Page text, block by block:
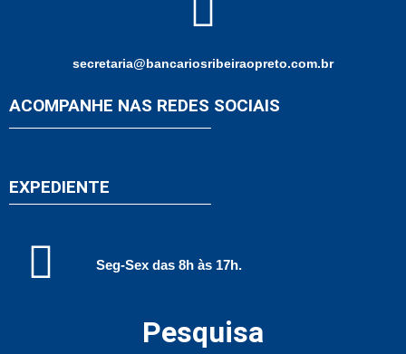
secretaria@bancariosribeiraopreto.com.br
ACOMPANHE NAS REDES SOCIAIS
EXPEDIENTE
Seg-Sex das 8h às 17h.
Pesquisa